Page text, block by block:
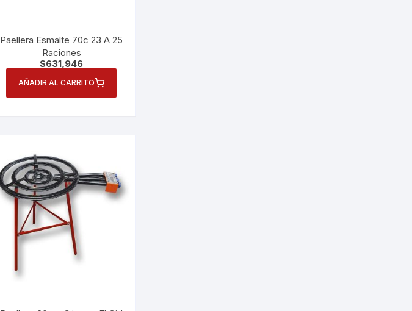
Paellera Esmalte 70c 23 A 25
Raciones
$631,946
AÑADIR AL CARRITO